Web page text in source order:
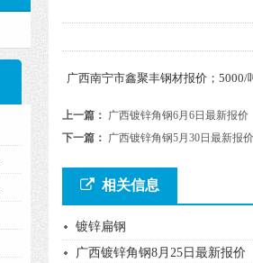
广西南宁市鑫聚丰钢材报价；5000/
上一篇： 广西镀锌角钢6月6日最新报价
下一篇： 广西镀锌角钢5月30日最新报价
相关信息
镀锌扁钢
广西镀锌角钢8月25日最新报价